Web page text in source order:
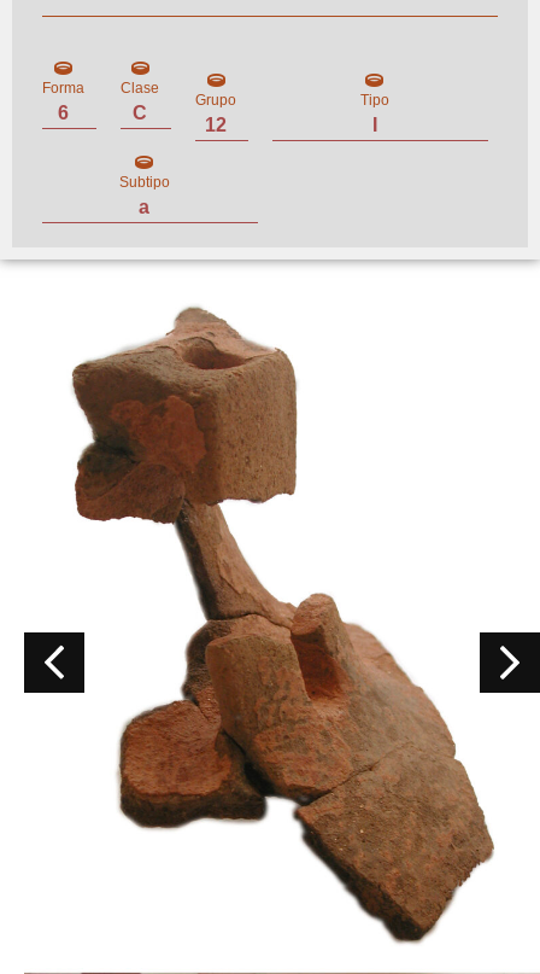
Forma
6
Clase
C
Grupo
12
Tipo
Subtipo
a